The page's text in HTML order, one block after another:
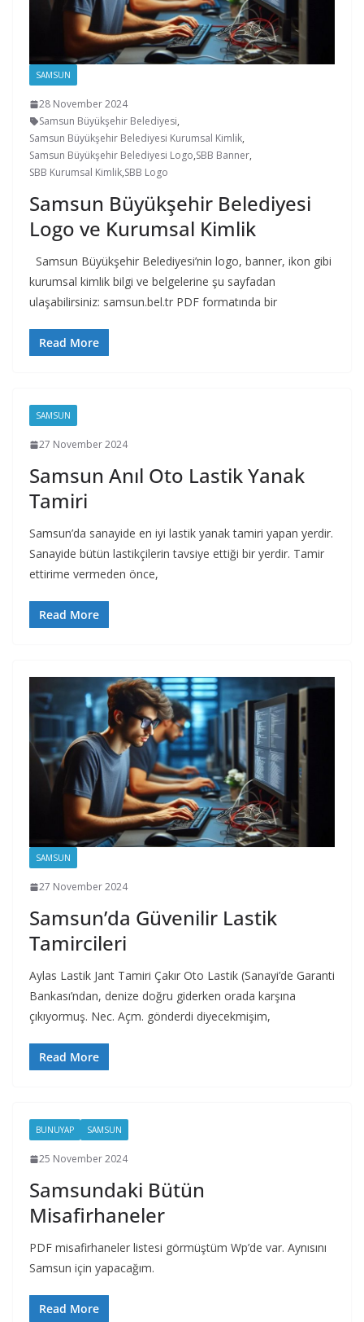
SAMSUN
28 November 2024
Samsun Büyükşehir Belediyesi,
Samsun Büyükşehir Belediyesi Kurumsal Kimlik,
Samsun Büyükşehir Belediyesi Logo,SBB Banner,
SBB Kurumsal Kimlik,SBB Logo
Samsun Büyükşehir Belediyesi
Logo ve Kurumsal Kimlik
Samsun Büyükşehir Belediyesi’nin logo, banner, ikon gibi
kurumsal kimlik bilgi ve belgelerine şu sayfadan
ulaşabilirsiniz: samsun.bel.tr PDF formatında bir
Read More
SAMSUN
27 November 2024
Samsun Anıl Oto Lastik Yanak
Tamiri
Samsun’da sanayide en iyi lastik yanak tamiri yapan yerdir.
Sanayide bütün lastikçilerin tavsiye ettiği bir yerdir. Tamir
ettirime vermeden önce,
Read More
SAMSUN
27 November 2024
Samsun’da Güvenilir Lastik
Tamircileri
Aylas Lastik Jant Tamiri Çakır Oto Lastik (Sanayi’de Garanti
Bankası’ndan, denize doğru giderken orada karşına
çıkıyormuş. Nec. Açm. gönderdi diyecekmişim,
Read More
BUNUYAP SAMSUN
25 November 2024
Samsundaki Bütün
Misafirhaneler
PDF misafirhaneler listesi görmüştüm Wp’de var. Aynısını
Samsun için yapacağım.
Read More